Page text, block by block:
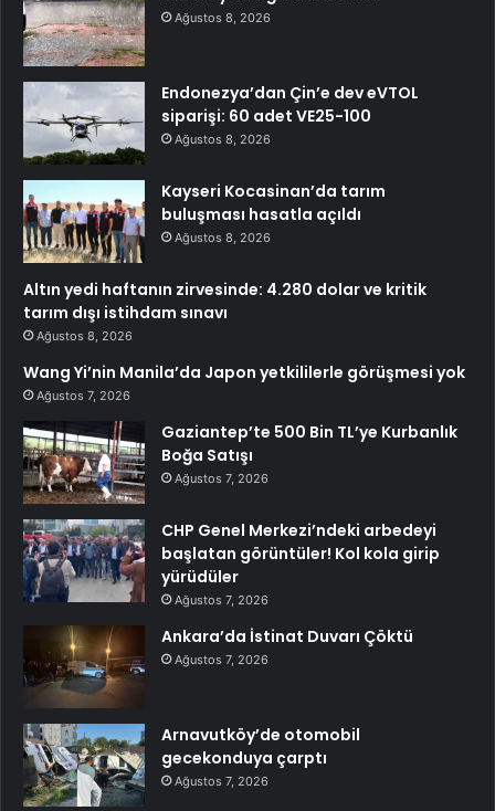
Ağustos 8, 2026
Endonezya’dan Çin’e dev eVTOL
siparişi: 60 adet VE25-100
Ağustos 8, 2026
Kayseri Kocasinan’da tarım
buluşması hasatla açıldı
Ağustos 8, 2026
Altın yedi haftanın zirvesinde: 4.280 dolar ve kritik
tarım dışı istihdam sınavı
Ağustos 8, 2026
Wang Yi’nin Manila’da Japon yetkililerle görüşmesi yok
Ağustos 7, 2026
Gaziantep’te 500 Bin TL’ye Kurbanlık
Boğa Satışı
Ağustos 7, 2026
CHP Genel Merkezi’ndeki arbedeyi
başlatan görüntüler! Kol kola girip
yürüdüler
Ağustos 7, 2026
Ankara’da İstinat Duvarı Çöktü
Ağustos 7, 2026
Arnavutköy’de otomobil
gecekonduya çarptı
Ağustos 7, 2026